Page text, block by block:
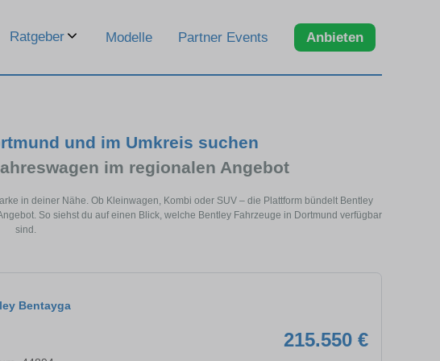
Ratgeber Modelle Partner Events Anbieten
und im Umkreis suchen
im regionalen Angebot
in deiner Nähe. Ob Kleinwagen, Kombi oder SUV – die Plattform bündelt Bentley
So siehst du auf einen Blick, welche Bentley Fahrzeuge in Dortmund verfügbar
sind.
Bentayga
215.550 €